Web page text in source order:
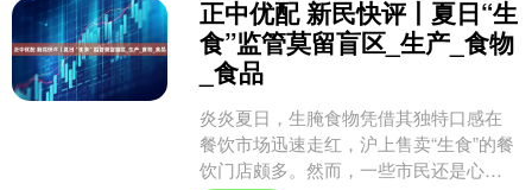
正中优配 新民快评丨夏日“生
食”监管莫留盲区_生产_食物
_食品
炎炎夏日，生腌食物凭借其独特口感在
餐饮市场迅速走红，沪上售卖“生食”的餐
饮门店颇多。然而，一些市民还是心中